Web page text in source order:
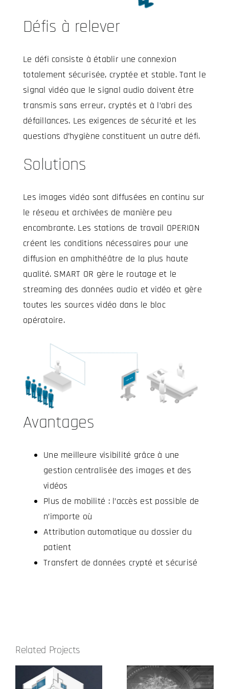
Défis à relever
Le défi consiste à établir une connexion
totalement sécurisée, cryptée et stable. Tant le
signal vidéo que le signal audio doivent être
transmis sans erreur, cryptés et à l’abri des
défaillances. Les exigences de sécurité et les
questions d’hygiène constituent un autre défi.
Solutions
Les images vidéo sont diffusées en continu sur
le réseau et archivées de manière peu
encombrante. Les stations de travail OPERION
créent les conditions nécessaires pour une
diffusion en amphithéâtre de la plus haute
qualité. SMART OR gère le routage et le
streaming des données audio et vidéo et gère
toutes les sources vidéo dans le bloc
opératoire.
Avantages
Une meilleure visibilité grâce à une
gestion centralisée des images et des
vidéos
Plus de mobilité : l’accès est possible de
n’importe où
Attribution automatique au dossier du
patient
Transfert de données crypté et sécurisé
Related Projects